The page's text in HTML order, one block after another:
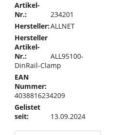
Artikel-
Nr.:
234201
Hersteller:ALLNET
Hersteller
Artikel-
Nr.:
ALL95100-
DinRail-Clamp
EAN
Nummer:
4038816234209
Gelistet
seit:
13.09.2024